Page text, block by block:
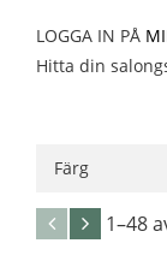
LOGGA IN PÅ
Hitta din
Färg
Vit 25
Grön
1–48